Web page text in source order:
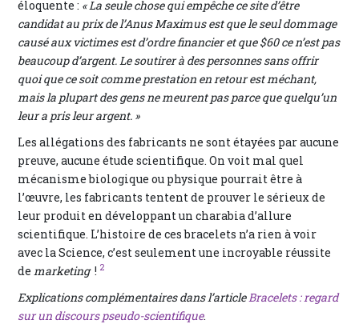
éloquente : « La seule chose qui empêche ce site d’être
candidat au prix de l’Anus Maximus est que le seul dommage
causé aux victimes est d’ordre financier et que $60 ce n’est pas
beaucoup d’argent. Le soutirer à des personnes sans offrir
quoi que ce soit comme prestation en retour est méchant,
mais la plupart des gens ne meurent pas parce que quelqu’un
leur a pris leur argent. »
Les allégations des fabricants ne sont étayées par aucune
preuve, aucune étude scientifique. On voit mal quel
mécanisme biologique ou physique pourrait être à
l’œuvre, les fabricants tentent de prouver le sérieux de
leur produit en développant un charabia d’allure
scientifique. L’histoire de ces bracelets n’a rien à voir
avec la Science, c’est seulement une incroyable réussite
de marketing ! 2
Explications complémentaires dans l’article Bracelets : regard
sur un discours pseudo-scientifique.